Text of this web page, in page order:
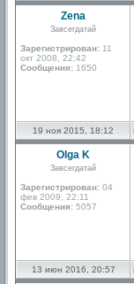
Zena
Завсегдатай
Зарегистрирован: 11
окт 2008, 22:42
Сообщения: 1650
19 ноя 2015, 18:12
Olga K
Завсегдатай
Зарегистрирован: 04
фев 2009, 22:11
Сообщения: 5057
13 июн 2016, 20:57